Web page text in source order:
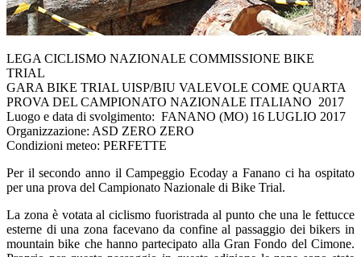
LEGA CICLISMO NAZIONALE COMMISSIONE BIKE
TRIAL
GARA BIKE TRIAL UISP/BIU VALEVOLE COME QUARTA
PROVA DEL CAMPIONATO NAZIONALE ITALIANO 2017
Luogo e data di svolgimento: FANANO (MO) 16 LUGLIO 2017
Organizzazione: ASD ZERO ZERO
Condizioni meteo: PERFETTE
Per il secondo anno il Campeggio Ecoday a Fanano ci ha ospitato
per una prova del Campionato Nazionale di Bike Trial.
La zona è votata al ciclismo fuoristrada al punto che una le fettucce
esterne di una zona facevano da confine al passaggio dei bikers in
mountain bike che hanno partecipato alla Gran Fondo del Cimone.